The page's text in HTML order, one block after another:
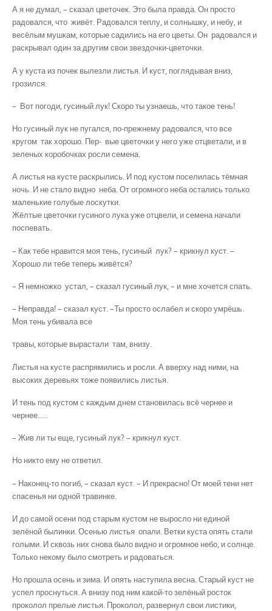
А я не думал, – сказал цветочек. Это была правда. Он просто
радовался, что живёт. Радовался теплу, и солнышку, и небу, и
весёлым мушкам, которые садились на его цветы. Он радовался и
раскрывал один за другим свои звездочки-цветочки.
А у куста из почек вылезли листья. И куст, поглядывая вниз,
грозился:
– Вот погоди, гусиный лук! Скоро ты узнаешь, что такое тень!
Но гусиный лук не пугался, по-прежнему радовался, что все
кругом так хорошо. Пер- вые цветочки у него уже отцветали, и в
зеленых коробочках росли семена.
А листья на кусте раскрылись. И под кустом поселилась тёмная
ночь. И не стало видно неба. От огромного неба остались только
маленькие голубые лоскутки.
Жёлтые цветочки гусиного лука уже отцвели, и семена начали
поспевать.
– Как тебе нравится моя тень, гусиный лук? – крикнул куст. –
Хорошо ли тебе теперь живётся?
– Я немножко устал, – сказал гусиный лук, – и мне хочется спать.
– Неправда! – сказал куст. –Ты просто ослабел и скоро умрёшь.
Моя тень убивала все
травы, которые вырастали там, внизу.
Листья на кусте распрямились и росли. А вверху над ними, на
высоких деревьях тоже появились листья.
И тень под кустом с каждым днем становилась всё чернее и
чернее…..
– Жив ли ты еще, гусиный лук? – крикнул куст.
Но никто ему не ответил.
– Наконец-то погиб, – сказал куст. – И прекрасно! От моей тени нет
спасенья ни одной травинке.
И до самой осени под старым кустом не выросло ни единой
зелёной былинки. Осенью листья опали. Ветки куста опять стали
голыми. И сквозь них снова было видно и огромное небо, и солнце.
Только некому было смотреть и радоваться.
Но прошла осень и зима. И опять наступила весна. Старый куст не
успел проснуться. А внизу под ним какой-то зелёный росток
проколол прелые листья. Проколол, развернул свои листики,